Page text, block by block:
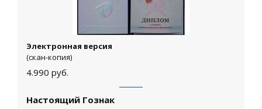
Электронная версия
(скан-копия)
4.990 руб.
Настоящий Гознак